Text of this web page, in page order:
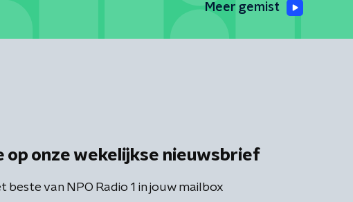
Meer gemist
op onze wekelijkse nieuwsbrief
beste van NPO Radio 1 in jouw mailbox